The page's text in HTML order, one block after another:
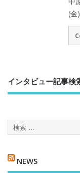
(金
インタビュー記事検
NEWS